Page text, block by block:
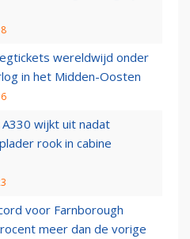
wereldwijd onder
in het Midden-Oosten
A330 wijkt uit nadat
rook in cabine
voor Farnborough
meer dan de vorige